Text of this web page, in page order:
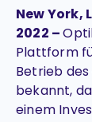
New York,
2022 –
Plattform
Betrieb
bekannt,
einem